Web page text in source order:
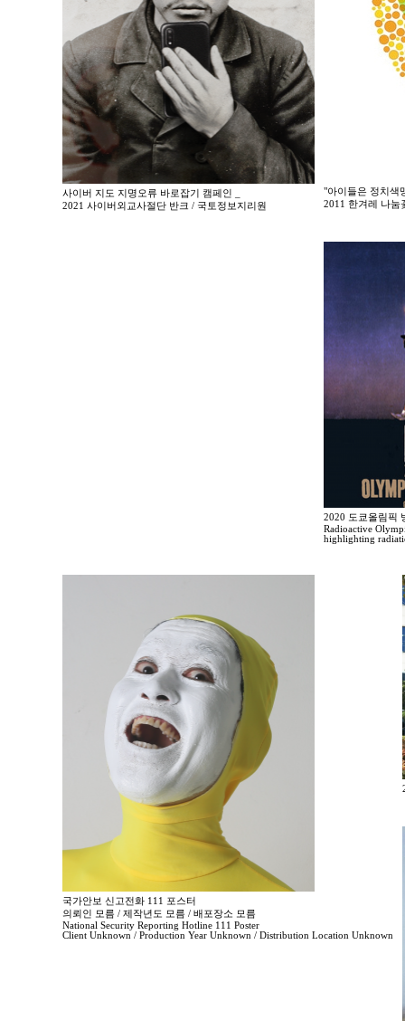
사이버 지도 지명오류 바로잡기 캠페인 _
2021 사이버외교사절단 반크 / 국토정보지리원
"아이들은 정치색
2011 한겨레 나눔
2020 도쿄올림픽
Radioactive
highlighting
국가안보 신고전화 111 포스터
의뢰인 모름 / 제작년도 모름 / 배포장소 모름
National Security Reporting Hotline 111 Poster
Client Unknown / Production Year Unknown / Distribution Location Unknown